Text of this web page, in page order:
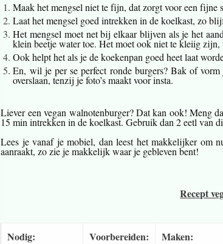
Maak het mengsel niet te fijn, dat zorgt voor een fijne
Laat het mengsel goed intrekken in de koelkast, zo
Het mengsel moet net bij elkaar blijven als je het
klein beetje water toe. Het moet ook niet te kleiig
Ook helpt het als je de koekenpan goed heet laat
En, wil je per se perfect ronde burgers? Bak of
overslaan, tenzij je foto’s maakt voor insta.
Liever een vegan walnotenburger? Dat kan ook! Meng
15 min intrekken in de koelkast. Gebruik dan 2 eetl van
Lees je vanaf je mobiel, dan leest het makkelijker om
aanraakt, zo zie je makkelijk waar je gebleven bent!
Recept
Nodig: Voorbereiden: Maken: